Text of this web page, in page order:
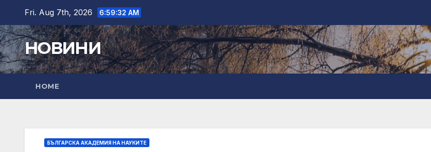
content
Fri. Aug 7th, 2026 6:59:33 AM
НОВИНИ
HOME
БЪЛГАРСКА АКАДЕМИЯ НА НАУКИТЕ